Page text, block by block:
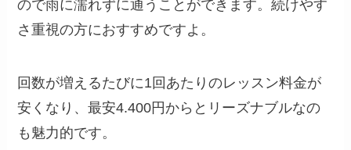
ので雨に濡れずに通うことができます。続けやす
さ重視の方におすすめですよ。
回数が増えるたびに1回あたりのレッスン料金が
安くなり、最安4.400円からとリーズナブルなの
も魅力的です。